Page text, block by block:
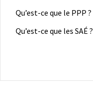
Qu’est-ce que le PPP ?
Qu’est-ce que les SAÉ ?